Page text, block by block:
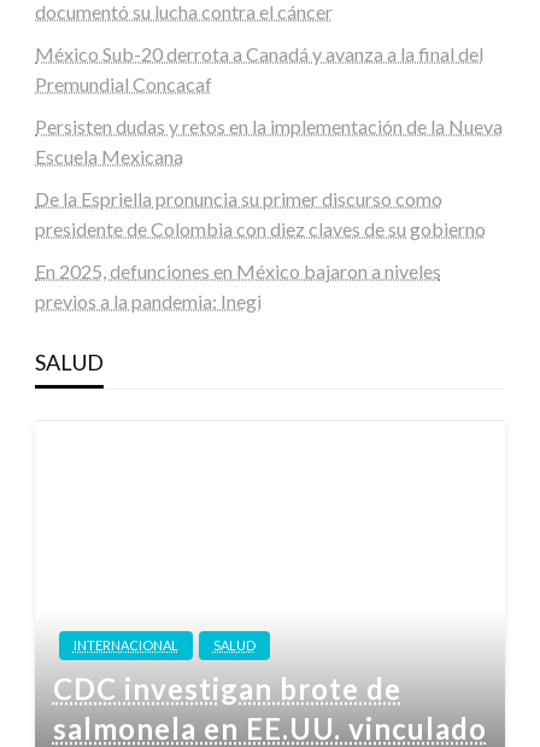
documentó su lucha contra el cáncer
México Sub-20 derrota a Canadá y avanza a la final del
Premundial Concacaf
Persisten dudas y retos en la implementación de la Nueva
Escuela Mexicana
De la Espriella pronuncia su primer discurso como
presidente de Colombia con diez claves de su gobierno
En 2025, defunciones en México bajaron a niveles
previos a la pandemia: Inegi
SALUD
INTERNACIONAL SALUD
CDC investigan brote de
salmonela en EE.UU. vinculado